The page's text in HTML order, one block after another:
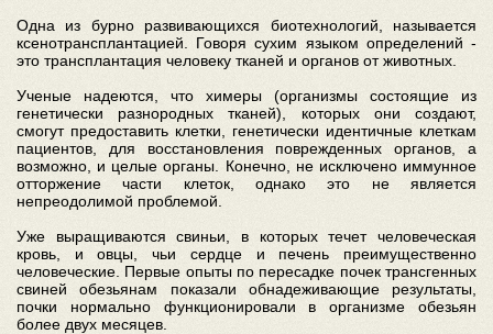
Одна из бурно развивающихся биотехнологий, называется
ксенотрансплантацией. Говоря сухим языком определений -
это трансплантация человеку тканей и органов от животных.
Ученые надеются, что химеры (организмы состоящие из
генетически разнородных тканей), которых они создают,
смогут предоставить клетки, генетически идентичные клеткам
пациентов, для восстановления поврежденных органов, а
возможно, и целые органы. Конечно, не исключено иммунное
отторжение части клеток, однако это не является
непреодолимой проблемой.
Уже выращиваются свиньи, в которых течет человеческая
кровь, и овцы, чьи сердце и печень преимущественно
человеческие. Первые опыты по пересадке почек трансгенных
свиней обезьянам показали обнадеживающие результаты,
почки нормально функционировали в организме обезьян
более двух месяцев.